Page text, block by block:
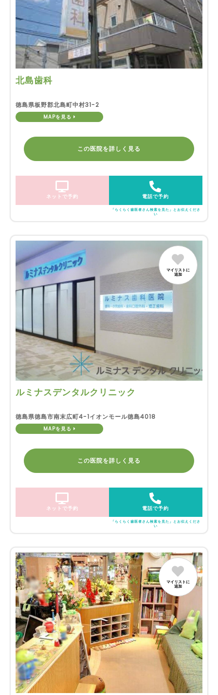
北島歯科
徳島県板野郡北島町中村31-2
MAPを見る
この医院を詳しく見る
ネットで予約 電話で予約
「らくらく歯医者さん検索を見た」とお伝えくださ
い
ルミナスデンタルクリニック
マイリストに
追加
徳島県徳島市南末広町4-1イオンモール徳島4018
MAPを見る
この医院を詳しく見る
ネットで予約 電話で予約
「らくらく歯医者さん検索を見た」とお伝えくださ
い
マイリストに
追加